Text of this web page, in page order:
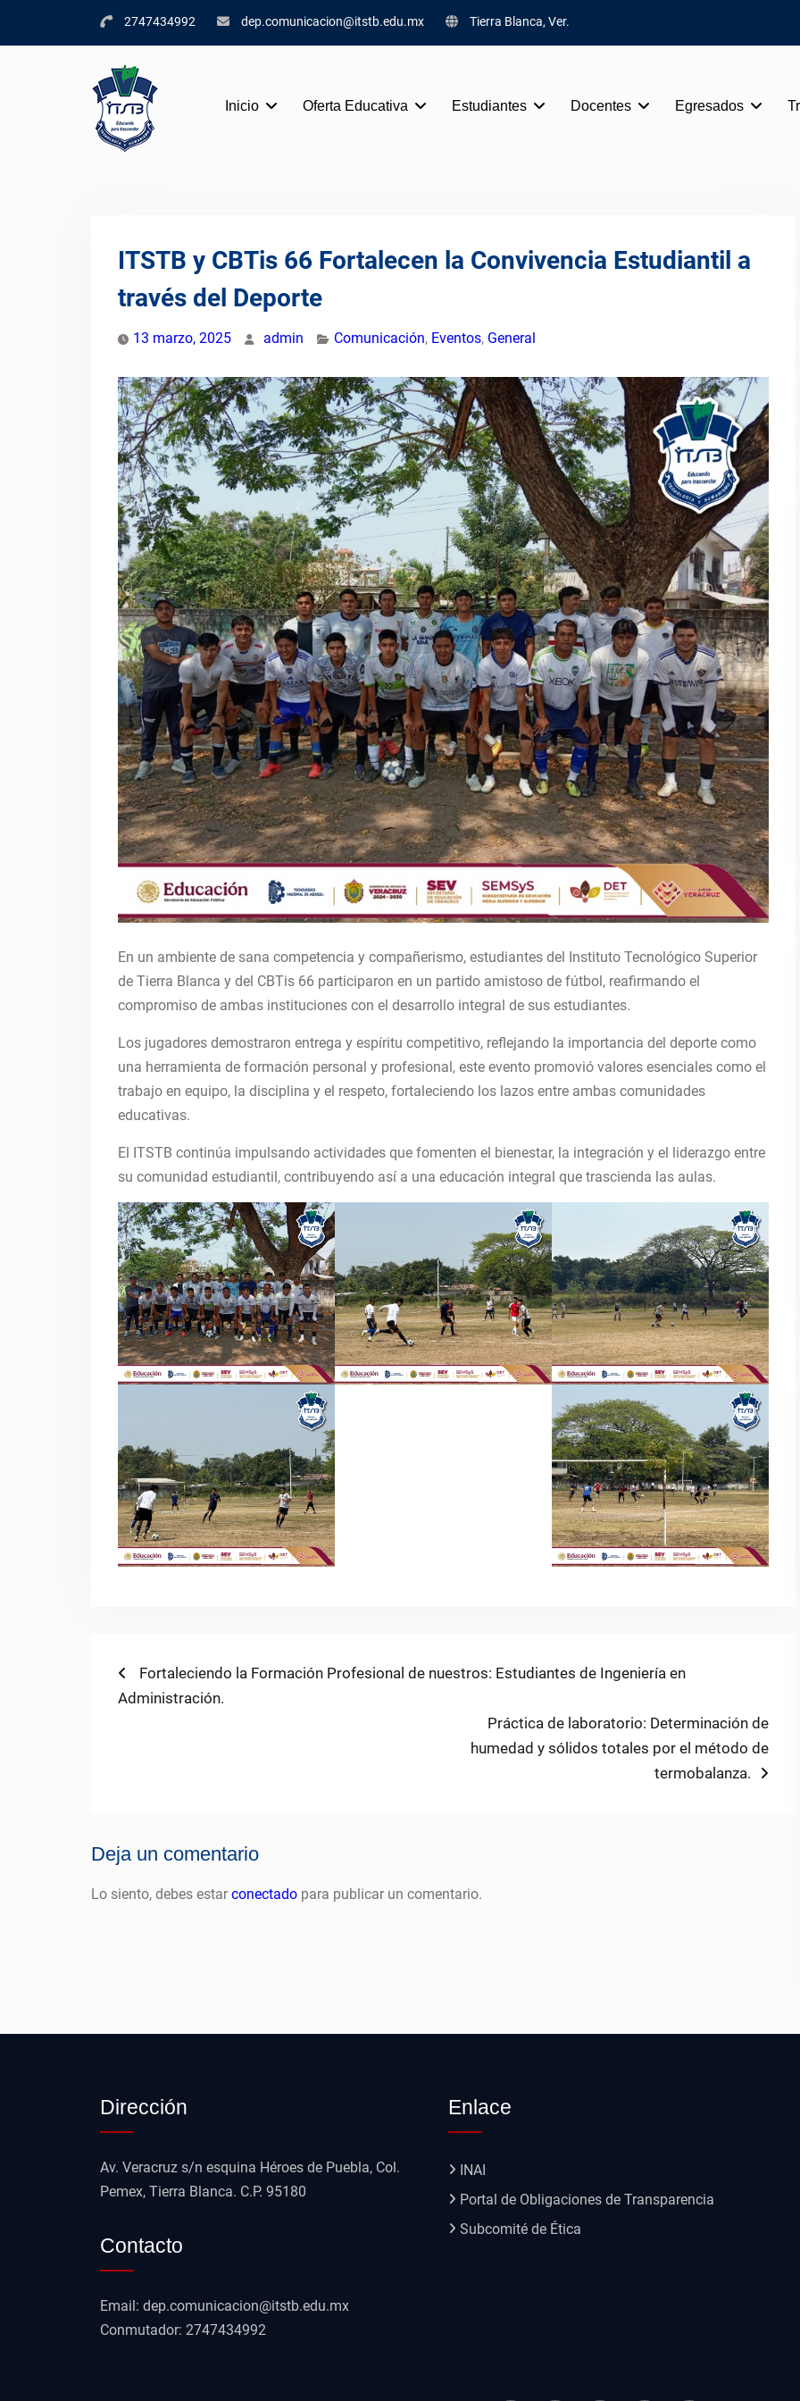
2747434992 dep.comunicacion@itstb.edu.mx Tierra Blanca, Ver.
Inicio Oferta Educativa Estudiantes Docentes Egresados
ITSTB y CBTis 66 Fortalecen la Convivencia Estudiantil a
través del Deporte
13 marzo, 2025 admin Comunicación, Eventos, General
En un ambiente de sana competencia y compañerismo, estudiantes del Instituto Tecnológico Superior
de Tierra Blanca y del CBTis 66 participaron en un partido amistoso de fútbol, reafirmando el
compromiso de ambas instituciones con el desarrollo integral de sus estudiantes.
Los jugadores demostraron entrega y espíritu competitivo, reflejando la importancia del deporte como
una herramienta de formación personal y profesional, este evento promovió valores esenciales como el
trabajo en equipo, la disciplina y el respeto, fortaleciendo los lazos entre ambas comunidades
educativas.
El ITSTB continúa impulsando actividades que fomenten el bienestar, la integración y el liderazgo entre
su comunidad estudiantil, contribuyendo así a una educación integral que trascienda las aulas.
Navegación
de
Previous
post:
Fortaleciendo la Formación Profesional de nuestros: Estudiantes de Ingeniería en
Administración.
Next
post:
Práctica de laboratorio: Determinación de
humedad y sólidos totales por el método de
termobalanza.
Deja un comentario
Lo siento, debes estarconectado para publicar un comentario.
Dirección
Av. Veracruz s/n esquina Héroes de Puebla, Col.
Pemex, Tierra Blanca. C.P. 95180
Contacto
Email: dep.comunicacion@itstb.edu.mx
Conmutador: 2747434992
Enlace
INAI
Portal de Obligaciones de Transparencia
Subcomité de Ética